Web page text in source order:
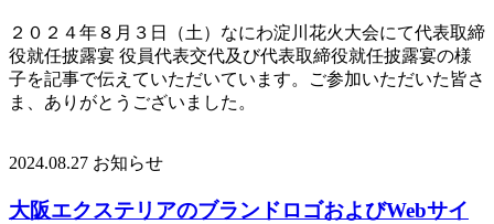
２０２４年８月３日（土）なにわ淀川花火大会にて代表取締
役就任披露宴 役員代表交代及び代表取締役就任披露宴の様
子を記事で伝えていただいています。ご参加いただいた皆さ
ま、ありがとうございました。
2024.08.27 お知らせ
大阪エクステリアのブランドロゴおよびWebサイ